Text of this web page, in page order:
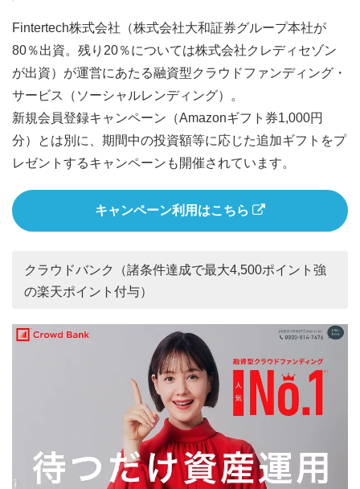
Fintertech株式会社（株式会社大和証券グループ本社が
80％出資。残り20％については株式会社クレディセゾン
が出資）が運営にあたる融資型クラウドファンディング・
サービス（ソーシャルレンディング）。
新規会員登録キャンペーン（Amazonギフト券1,000円
分）とは別に、期間中の投資額等に応じた追加ギフトをプ
レゼントするキャンペーンも開催されています。
キャンペーン利用はこちら
クラウドバンク（諸条件達成で最大4,500ポイント強
の楽天ポイント付与）